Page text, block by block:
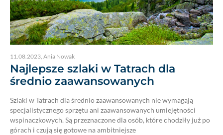
11.08.2023 Ania Nowak
Najlepsze szlaki w Tatrach dla
średnio zaawansowanych
Szlaki w Tatrach dla średnio zaawansowanych nie wymagają
specjalistycznego sprzętu ani zaawansowanych umiejętności
wspinaczkowych. Są przeznaczone dla osób, które chodziły już po
górach i czują się gotowe na ambitniejsze